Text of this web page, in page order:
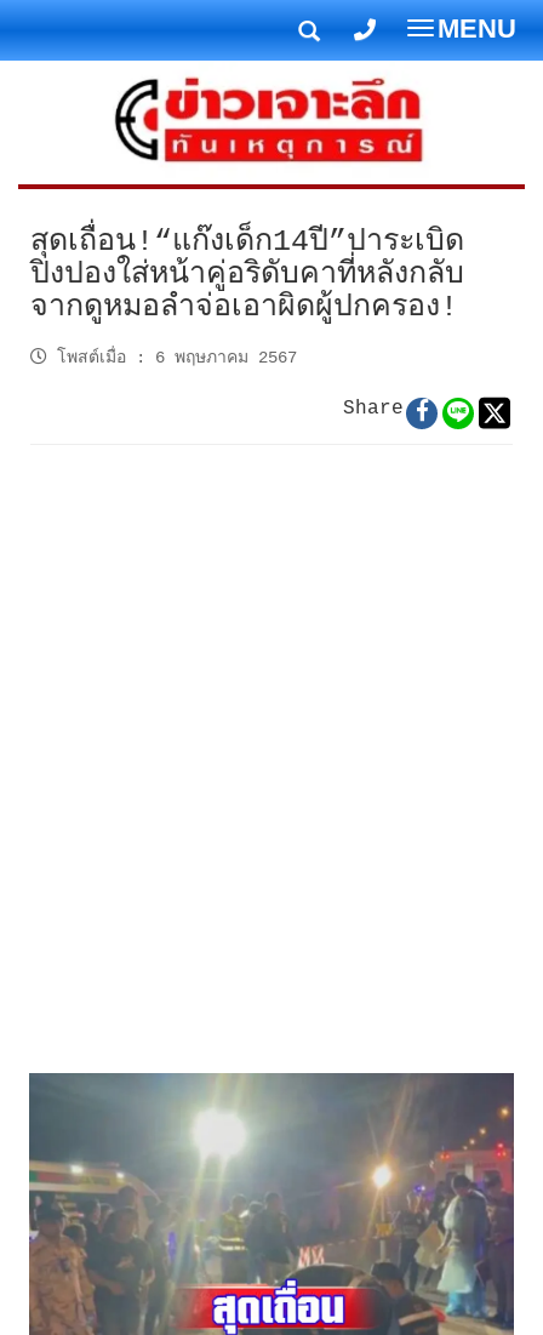
T
o
g
g
l
e
n
a
v
i
t
MENU
สุดเถื่อน!“แก๊งเด็ก14ปี”ปาระเบิด
ปิงปองใส่หน้าคู่อริดับคาที่หลังกลับ
จากดูหมอลำจ่อเอาผิดผู้ปกครอง!
โพสต์เมื่อ : 6 พฤษภาคม 2567
Share